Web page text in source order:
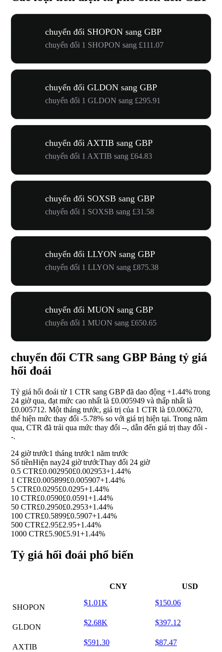
chuyển đổi SHOPON sang GBP
chuyển đổi 1 SHOPON sang £111.07
chuyển đổi GLDON sang GBP
chuyển đổi 1 GLDON sang £295.91
chuyển đổi AXTIB sang GBP
chuyển đổi 1 AXTIB sang £64.83
chuyển đổi SOXSB sang GBP
chuyển đổi 1 SOXSB sang £31.58
chuyển đổi LLYON sang GBP
chuyển đổi 1 LLYON sang £875.38
chuyển đổi MUON sang GBP
chuyển đổi 1 MUON sang £650.65
chuyển đổi CTR sang GBP Bảng tỷ giá
hối đoái
Tỷ giá hối đoái từ 1 CTR sang GBP đã dao động +1.44% trong
24 giờ qua, đạt mức cao nhất là £0.005949 và thấp nhất là
£0.005712. Một tháng trước, giá trị của 1 CTR là £0.006270,
thể hiện mức thay đổi -5.78% so với giá trị hiện tại. Trong năm
qua, CTR đã trải qua mức thay đổi --, dẫn đến giá trị thay đổi -
-.
24 giờ trước1 tháng trước1 năm trước
Số tiềnHiện nay24 giờ trướcThay đổi 24 giờ
0.5 CTR£0.002950£0.002953+1.44%
1 CTR£0.005899£0.005907+1.44%
5 CTR£0.0295£0.0295+1.44%
10 CTR£0.0590£0.0591+1.44%
50 CTR£0.2950£0.2953+1.44%
100 CTR£0.5899£0.5907+1.44%
500 CTR£2.95£2.95+1.44%
1000 CTR£5.90£5.91+1.44%
Tỷ giá hối đoái phổ biến
CNY USD
SHOPON
$1.01K $150.06
GLDON
$2.68K $397.12
AXTIB
$591.30 $87.47